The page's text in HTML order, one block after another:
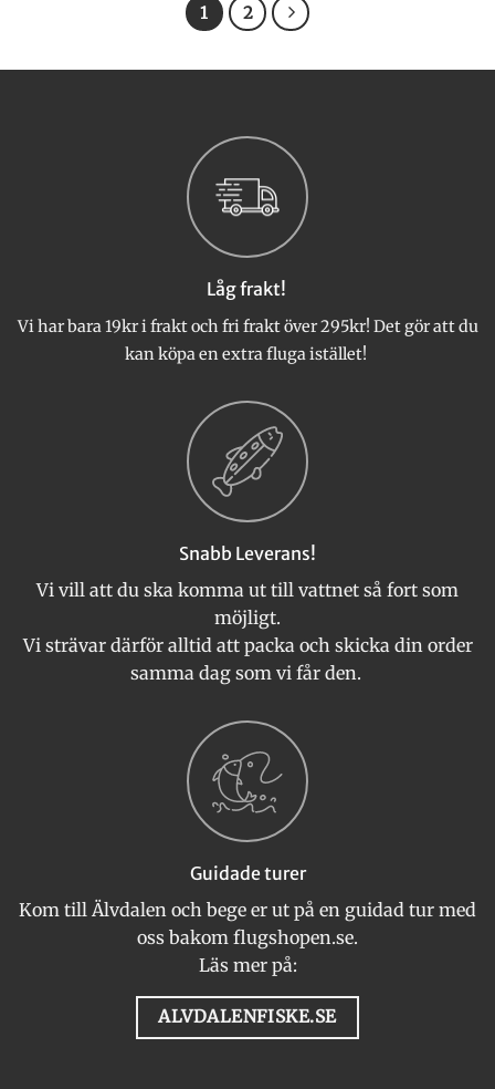
1 2
Låg frakt!
Vi har bara 19kr i frakt och fri frakt över 295kr! Det gör att du
kan köpa en extra fluga istället!
Snabb Leverans!
Vi vill att du ska komma ut till vattnet så fort som
möjligt.
Vi strävar därför alltid att packa och skicka din order
samma dag som vi får den.
Guidade turer
Kom till Älvdalen och bege er ut på en guidad tur med
oss bakom flugshopen.se.
Läs mer på:
ALVDALENFISKE.SE